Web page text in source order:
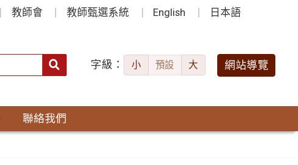
教師會 教師甄選系統 English 日本語
字級： 小 預設 大 網站導覽
聯絡我們